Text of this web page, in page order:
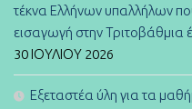
τέκνα Ελλήνων υπαλλήλων
εισαγωγή στην Τριτοβάθμια
30 ΙΟΥΛΊΟΥ 2026
Εξεταστέα ύλη για τα